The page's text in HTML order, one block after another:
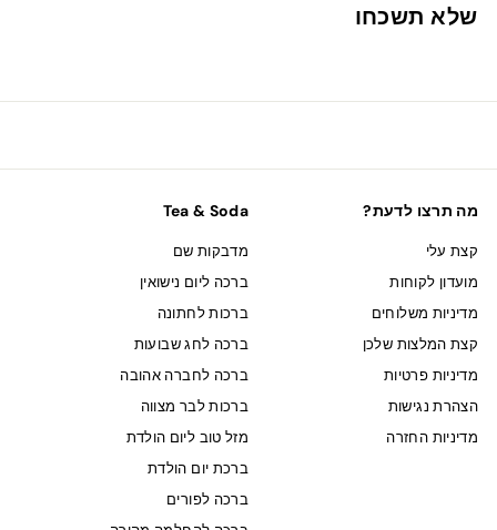
"
שלא תשכחו
מה תרצו לדעת?
קצת עלי
מועדון לקוחות
מדיניות משלוחים
קצת המלצות שלכן
מדיניות פרטיות
הצהרת נגישות
מדיניות החזרה
Tea & Soda
מדבקות שם
ברכה ליום נישואין
ברכות לחתונה
ברכה לחג שבועות
ברכה לחברה אהובה
ברכות לבר מצווה
מזל טוב ליום הולדת
ברכת יום הולדת
ברכה לפורים